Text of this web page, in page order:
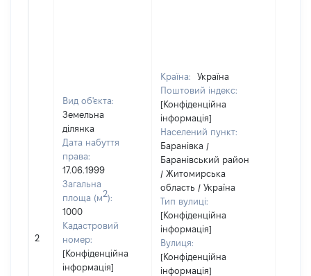
2
Вид об'єкта:
Земельна
ділянка
Дата набуття
права:
17.06.1999
Загальна
площа (м2):
1000
Кадастровий
номер:
[Конфіденційна
інформація]
Країна:
Україна
Поштовий індекс:
[Конфіденційна
інформація]
Населений пункт:
Баранівка /
Баранівський район
/ Житомирська
область / Україна
Тип вулиці:
[Конфіденційна
інформація]
Вулиця:
[Конфіденційна
інформація]